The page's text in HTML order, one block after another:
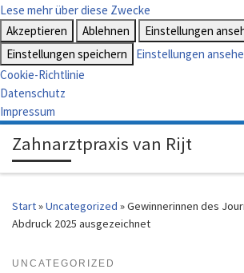
Lese mehr über diese Zwecke
Akzeptieren
Ablehnen
Einstellungen
Einstellungen speichern
Einstellungen
Cookie-Richtlinie
Datenschutz
Impressum
Zahnarztpraxis van Rijt
Start»Uncategorized »Gewinnerinnen des
Abdruck 2025 ausgezeichnet
UNCATEGORIZED